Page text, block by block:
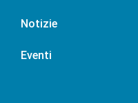
Notizie
Eventi